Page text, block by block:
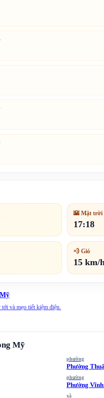
🌇 Mặt trời
17:18
💨 Gió
15 km/
và mẹo tiết kiệm điện.
Mỹ
phường
Phường
phường
Phường
xã